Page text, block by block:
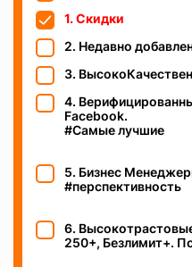
1. Скидки
2. Недавно
3.
4.
Facebook.
#Самые лучшие
5. Бизнес
#перспективность
6.
250+, Безлимит+.